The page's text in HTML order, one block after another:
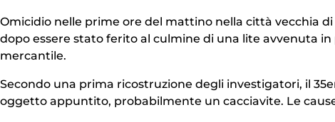
Omicidio nelle prime ore del mattino nella città vecchia
dopo essere stato ferito al culmine di una lite avvenuta
mercantile.
Secondo una prima ricostruzione degli investigatori, il
oggetto appuntito, probabilmente un cacciavite. Le